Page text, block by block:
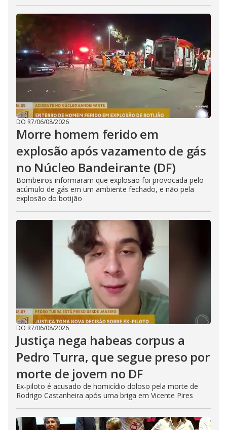
DO R7/06/08/2026
Morre homem ferido em
explosão após vazamento de gás
no Núcleo Bandeirante (DF)
Bombeiros informaram que explosão foi provocada pelo
acúmulo de gás em um ambiente fechado, e não pela
explosão do botijão
DO R7/06/08/2026
Justiça nega habeas corpus a
Pedro Turra, que segue preso por
morte de jovem no DF
Ex-piloto é acusado de homicídio doloso pela morte de
Rodrigo Castanheira após uma briga em Vicente Pires